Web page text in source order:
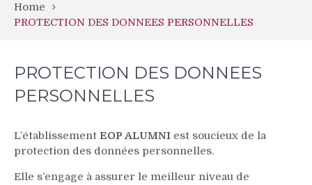
Home
PROTECTION DES DONNEES PERSONNELLES
PROTECTION DES DONNEES
PERSONNELLES
L’établissement EOP ALUMNI est soucieux de la
protection des données personnelles.
Elle s’engage à assurer le meilleur niveau de